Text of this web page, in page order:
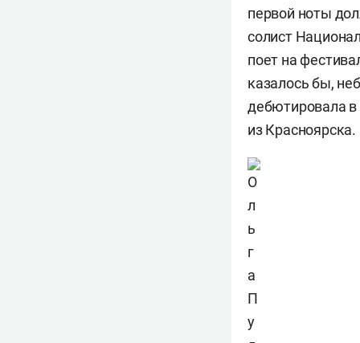
первой ноты
солист
поет на
казалось бы,
дебютировала
из Красноярска.